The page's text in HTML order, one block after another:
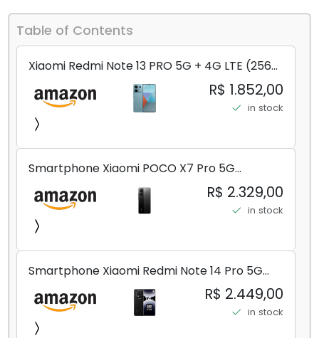
Table of Contents
Xiaomi Redmi Note 13 PRO 5G + 4G LTE (256
GB + 8 GB) 200 MP Triplo (Mobile Mint Tello
e) + (Pacote de carregador duplo de carro
rápido) (Ocean Teal (ROM))
R$ 1.852,00
in stock
Smartphone Xiaomi POCO X7 Pro 5G
8+256GB/12+256GB/12+512GB
R$ 2.329,00
in stock
Smartphone Xiaomi Redmi Note 14 Pro 5G
Midnight Black (Preto) 12GB RAM 512GB ROM
NFC [ 24090RA29G ]
R$ 2.449,00
in stock